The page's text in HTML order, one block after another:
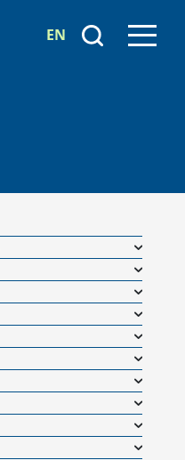
EN